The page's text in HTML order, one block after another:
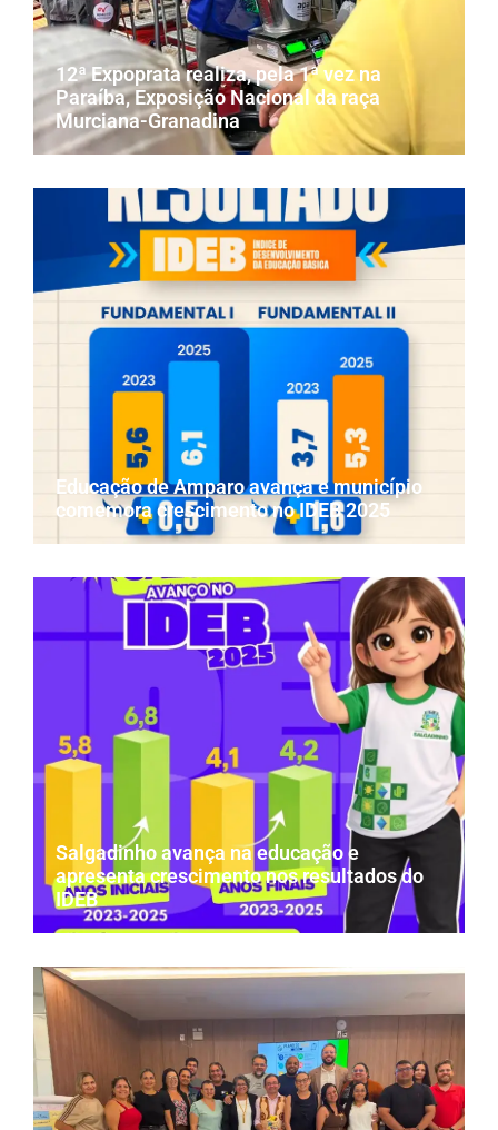
12ª Expoprata realiza, pela 1ª vez na
Paraíba, Exposição Nacional da raça
Murciana-Granadina
Educação de Amparo avança e município
comemora crescimento no IDEB 2025
Salgadinho avança na educação e
apresenta crescimento nos resultados do
IDEB